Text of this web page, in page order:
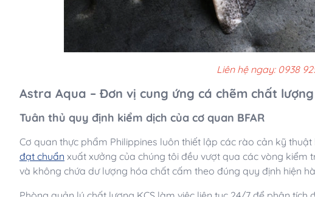
Liên hệ ngay: 0938
Astra Aqua – Đơn vị cung ứng cá chẽm chất
Tuân thủ quy định kiểm dịch của cơ quan BFAR
Cơ quan thực phẩm Philippines luôn thiết lập các rào cản kỹ
đạt chuẩn xuất xưởng của chúng tôi đều vượt qua các vòng kiểm
và không chứa dư lượng hóa chất cấm theo đúng quy định hiện